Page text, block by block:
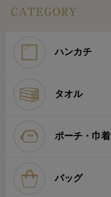
ハンカチ
タオル
ポーチ・巾着
バッグ